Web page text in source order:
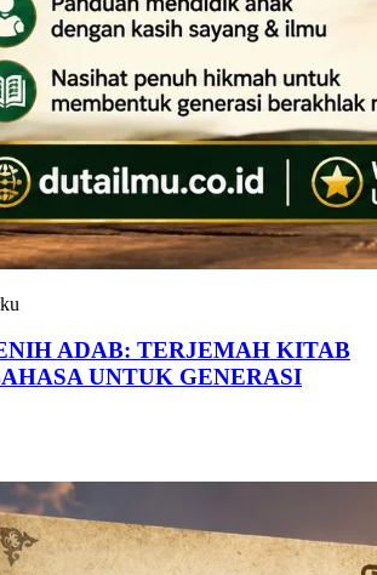
ADAB: TERJEMAH KITAB
UNTUK GENERASI